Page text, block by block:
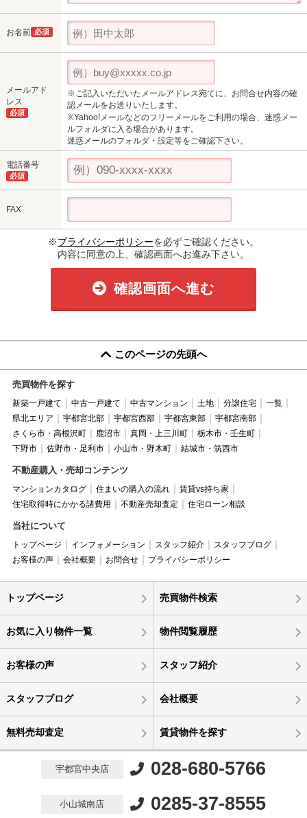
お名前 必須
メールアド
レス
必須
※ご記入いただいたメールアドレス宛てに、お問合せ内容の確
認メールをお送りいたします。
※Yahoo!メールなどのフリーメールをご利用の場合、迷惑メー
ルフォルダに入る場合があります。
迷惑メールのフォルダ・設定等をご確認下さい。
電話番号
必須
FAX
※プライバシーポリシーを必ずご確認ください。
内容に同意の上、確認画面へお進み下さい。
確認画面へ進む
このページの先頭へ
売買物件を探す
新築一戸建て 中古一戸建て 中古マンション 土地 分譲住宅
一覧
県北エリア
宇都宮北部 宇都宮西部 宇都宮東部
宇都宮南部
さくら市・高根沢町
鹿沼市 真岡・上三川町
栃木市・壬生町
下野市
佐野市・足利市 小山市・野木町 結城市・筑西市
不動産購入・売却コンテンツ
マンションカタログ 住まいの購入の流れ
賃貸vs持ち家
住宅取得時にかかる諸費用
不動産売却査定 住宅ローン相談
当社について
トップページ インフォメーション スタッフ紹介
スタッフブログ
お客様の声
会社概要 お問合せ プライバシーポリシー
トップページ 売買物件検索
お気に入り物件一覧 物件閲覧履歴
お客様の声 スタッフ紹介
スタッフブログ 会社概要
無料売却査定 賃貸物件を探す
宇都宮中央店 028-680-5766
小山城南店 0285-37-8555